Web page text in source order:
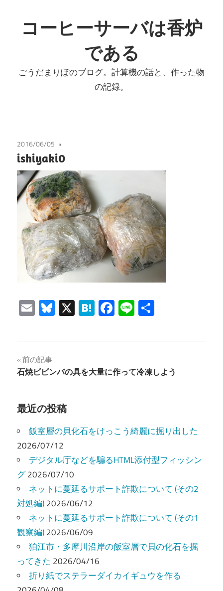
ン
テ
へ
コーヒーサーバは香炉
である
ごうだまりぽのブログ。計算機の話と、作った物
の記録。
2016/06/05
ishiyaki0
EmailBluesky
X Hatena
Facebook
Line
投
稿
ナ
ビ
ゲ
ー
シ
ョ
ン
前の記事
石焼ビビンバの具を大量に作って冷凍しよう
最近の投稿
飯室層の貝化石をけっこう綺麗に掘り出した
2026/07/12
デジタル庁などを騙るHTML添付型フィッシン
グ2026/07/10
ネットに蔓延るサポート詐欺について (その2
対処編)2026/06/12
ネットに蔓延るサポート詐欺について (その1
観察編)2026/06/09
狛江市・多摩川沿岸の飯室層で貝の化石を掘
ってきた 2026/04/16
折り紙でステラーダイカイギュウを作る